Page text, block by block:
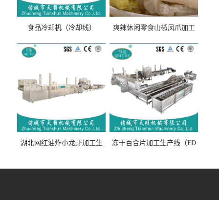
食品冷却机（冷却线）
爽辣休闲零食山椒凤爪加工
流水线）
湖北网红油炸小龙虾加工生
线）
冻干百合片加工生产线（FD
线）